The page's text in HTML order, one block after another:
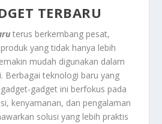
TERBARU
terus berkembang pesat,
yang tidak hanya lebih
mudah digunakan dalam
Berbagai teknologi baru yang
gadget ini berfokus pada
kenyamanan, dan pengalaman
solusi yang lebih praktis